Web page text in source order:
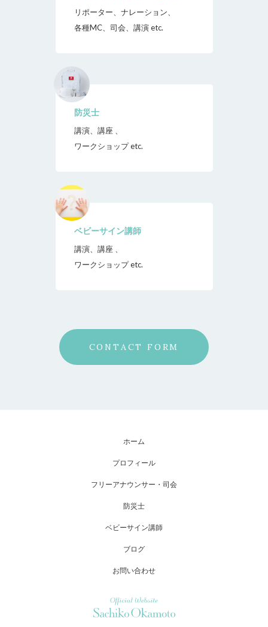
リポーター、ナレーション、
各種MC、司会、講演 etc.
防災士
講演、講座 、
ワークショップ etc.
ベビーサイン講師
講演、講座 、
ワークショップ etc.
CONTACT FORM
ホーム
プロフィール
フリーアナウンサー・司会
防災士
ベビーサイン講師
ブログ
お問い合わせ